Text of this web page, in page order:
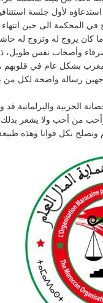
المحكمة الى حين انتهاء
يروج له وتروج له
وأصحاب نفس طويل،
بشكل عام في قلوبهم ،
رسالة واضحة لكل
الحزبية واليرلمانية
من أحب ولا يشعر بذلك
بكل قوانا وهذه